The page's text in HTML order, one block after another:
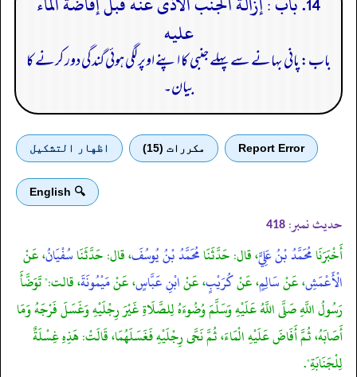
عليه
باب: پانی بہانے سے پہلے جنبی کا اپنے اوپر لگی ہوئی گندگی دور کرنے کا
بیان۔
Report Error مكررات (15) اظهار التشكيل
🔍 English
حدیث نمبر: 418
أَخْبَرَنَامُحَمَّدُ بْنُ عَلِيٍّ، قال: حَدَّثَنَامُحَمَّدُ بْنُ يُوسُفَ، قال: حَدَّثَنَاسُفْيَانُ، عَنْ
الْأَعْمَشِ، عَنْسَالِمٍ، عَنْكُرَيْبٍ، عَنْابْنِ عَبَّاسٍ، عَنْمَيْمُونَةَ، قالت:" تَوَضَّأَ
رَسُولُ اللَّهِ صَلَّى اللَّهُ عَلَيْهِ وَسَلَّمَ وُضُوءَهُ لِلصَّلَاةِ غَيْرَ رِجْلَيْهِ وَغَسَلَ فَرْجَهُ وَمَا
أَصَابَهُ، ثُمَّ أَفَاضَ عَلَيْهِ الْمَاءَ، ثُمَّ نَحَّى رِجْلَيْهِ فَغَسَلَهُمَا، قَالَتْ: هَذِهِ غِسْلَةٌ
لِلْجَنَابَةِ".